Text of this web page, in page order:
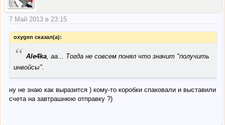
7 Май 2013 в 23:15
oxygen сказал(а):
“ Ale4ka , аа... Тогда не совсем понял что значит "получить
инвойсы".
ну не знаю как выразится ) кому-то коробки спаковали и выставили
счета на завтрашнюю отправку ?)